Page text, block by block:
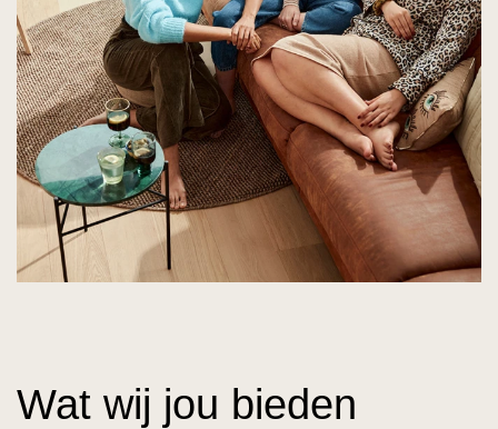
Wat wij jou bieden